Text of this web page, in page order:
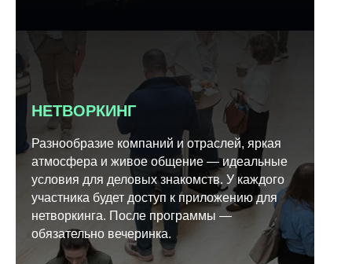
НЕТВОРКИНГ
Разнообразие компаний и отраслей, яркая
атмосфера и живое общение — идеальные
условия для деловых знакомств. У каждого
участника будет доступ к приложению для
нетворкинга. После программы —
обязательно вечеринка.